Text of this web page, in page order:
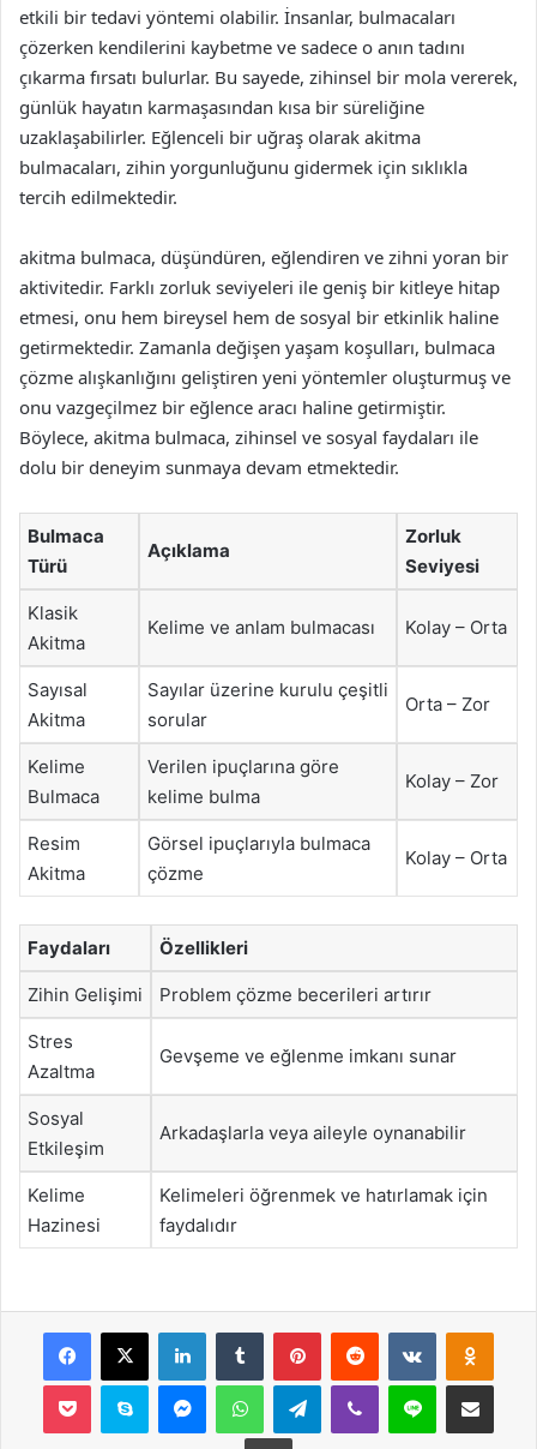
etkili bir tedavi yöntemi olabilir. İnsanlar, bulmacaları
çözerken kendilerini kaybetme ve sadece o anın tadını
çıkarma fırsatı bulurlar. Bu sayede, zihinsel bir mola vererek,
günlük hayatın karmaşasından kısa bir süreliğine
uzaklaşabilirler. Eğlenceli bir uğraş olarak akitma
bulmacaları, zihin yorgunluğunu gidermek için sıklıkla
tercih edilmektedir.
akitma bulmaca, düşündüren, eğlendiren ve zihni yoran bir
aktivitedir. Farklı zorluk seviyeleri ile geniş bir kitleye hitap
etmesi, onu hem bireysel hem de sosyal bir etkinlik haline
getirmektedir. Zamanla değişen yaşam koşulları, bulmaca
çözme alışkanlığını geliştiren yeni yöntemler oluşturmuş ve
onu vazgeçilmez bir eğlence aracı haline getirmiştir.
Böylece, akitma bulmaca, zihinsel ve sosyal faydaları ile
dolu bir deneyim sunmaya devam etmektedir.
Bulmaca
Türü
Açıklama
Zorluk
Seviyesi
Klasik
Akitma
Kelime ve anlam bulmacası Kolay – Orta
Sayısal
Akitma
Sayılar üzerine kurulu çeşitli
sorular
Orta – Zor
Kelime
Bulmaca
Verilen ipuçlarına göre
kelime bulma
Kolay – Zor
Resim
Akitma
Görsel ipuçlarıyla bulmaca
çözme
Kolay – Orta
Faydaları Özellikleri
Zihin Gelişimi Problem çözme becerileri artırır
Stres
Azaltma
Gevşeme ve eğlenme imkanı sunar
Sosyal
Etkileşim
Arkadaşlarla veya aileyle oynanabilir
Kelime
Hazinesi
Kelimeleri öğrenmek ve hatırlamak için
faydalıdır
Facebook
X LinkedInTumblr PinterestReddit VKontakte
Pocket Skype MessengerWhatsAppTelegramViber Line E-Posta ile
Yazdır